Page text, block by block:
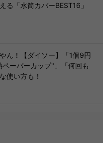
る「水筒カバーBEST16」
ん！【ダイソー】「1個9円
ーパーカップ"」「何回も
使い方も！